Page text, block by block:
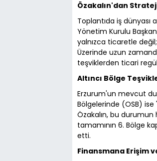
Özakalın'dan
Toplantıda iş dünyası
Yönetim Kurulu
yalnızca ticaretle
Üzerinde uzun
teşviklerden ticari
Altıncı Bölge
Erzurum'un mevcut
Bölgelerinde (OSB) ise
Özakalın, bu durumun
tamamının 6. Bölge
etti.
Finansmana Erişim